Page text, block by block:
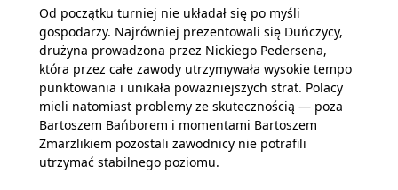
Od początku turniej nie układał się po myśli
gospodarzy. Najrówniej prezentowali się Duńczycy,
drużyna prowadzona przez Nickiego Pedersena,
która przez całe zawody utrzymywała wysokie tempo
punktowania i unikała poważniejszych strat. Polacy
mieli natomiast problemy ze skutecznością — poza
Bartoszem Bańborem i momentami Bartoszem
Zmarzlikiem pozostali zawodnicy nie potrafili
utrzymać stabilnego poziomu.